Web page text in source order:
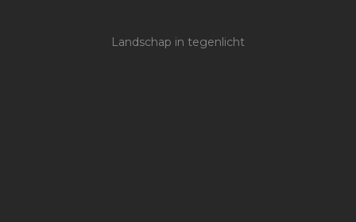
Landschap in tegenlicht